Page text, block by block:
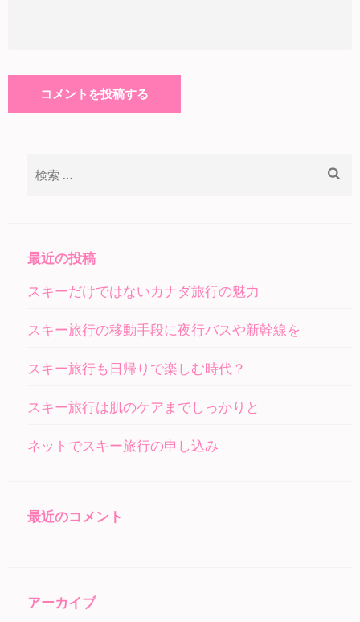
最近の投稿
スキーだけではないカナダ旅行の魅力
スキー旅行の移動手段に夜行バスや新幹線を
スキー旅行も日帰りで楽しむ時代？
スキー旅行は肌のケアまでしっかりと
ネットでスキー旅行の申し込み
最近のコメント
アーカイブ